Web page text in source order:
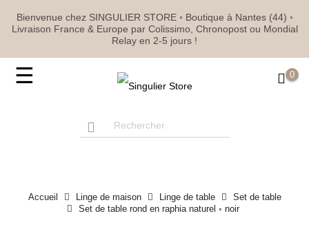
Bienvenue chez SINGULIER STORE ◦ Boutique à Nantes (44) ◦
Livraison France & Europe par Colissimo, Chronopost ou Mondial
Relay en 2-5 jours !
0
Basculer
navigation
☰
Accueil Linge de maison Linge de table
Set de table
Set de table rond en raphia naturel ◦ noir